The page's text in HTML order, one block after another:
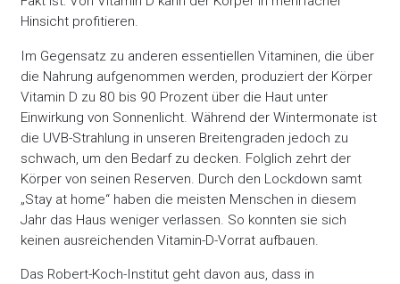
Hinsicht profitieren.
Im Gegensatz zu anderen essentiellen Vitaminen, die über
die Nahrung aufgenommen werden, produziert der Körper
Vitamin D zu 80 bis 90 Prozent über die Haut unter
Einwirkung von Sonnenlicht. Während der Wintermonate ist
die UVB-Strahlung in unseren Breitengraden jedoch zu
schwach, um den Bedarf zu decken. Folglich zehrt der
Körper von seinen Reserven. Durch den Lockdown samt
„Stay at home“ haben die meisten Menschen in diesem
Jahr das Haus weniger verlassen. So konnten sie sich
keinen ausreichenden Vitamin-D-Vorrat aufbauen.
Das Robert-Koch-Institut geht davon aus, dass in